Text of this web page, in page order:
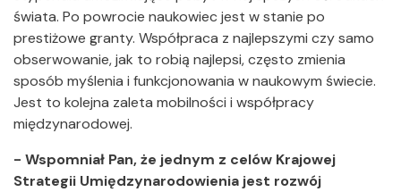
świata. Po powrocie naukowiec jest w stanie po
prestiżowe granty. Współpraca z najlepszymi czy samo
obserwowanie, jak to robią najlepsi, często zmienia
sposób myślenia i funkcjonowania w naukowym świecie.
Jest to kolejna zaleta mobilności i współpracy
międzynarodowej.
- Wspomniał Pan, że jednym z celów Krajowej
Strategii Umiędzynarodowienia jest rozwój